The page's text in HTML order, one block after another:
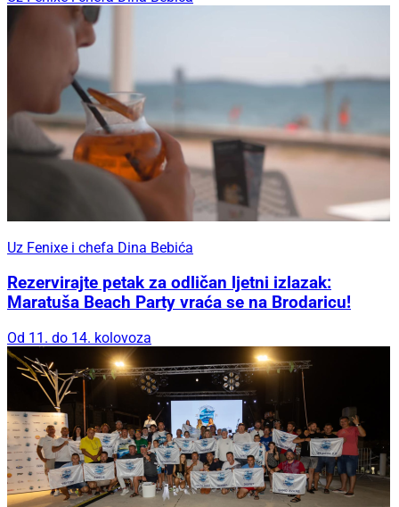
Uz Fenixe i chefa Dina Bebića
Rezervirajte petak za odličan ljetni izlazak:
Maratuša Beach Party vraća se na Brodaricu!
Od 11. do 14. kolovoza